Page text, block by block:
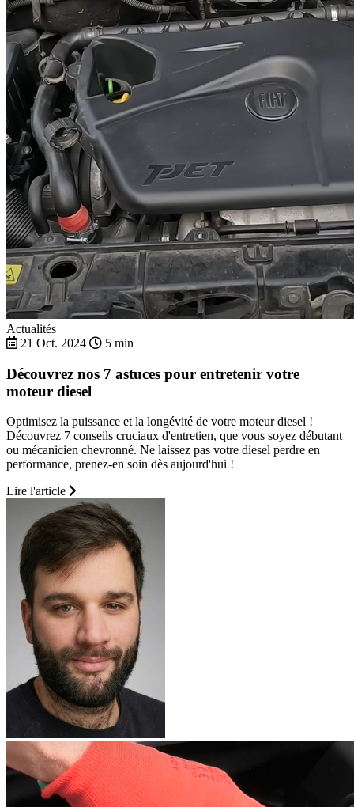
Actualités
21 Oct. 2024
5 min
Découvrez nos 7 astuces pour entretenir votre
moteur diesel
Optimisez la puissance et la longévité de votre moteur diesel !
Découvrez 7 conseils cruciaux d'entretien, que vous soyez débutant
ou mécanicien chevronné. Ne laissez pas votre diesel perdre en
performance, prenez-en soin dès aujourd'hui !
Lire l'article